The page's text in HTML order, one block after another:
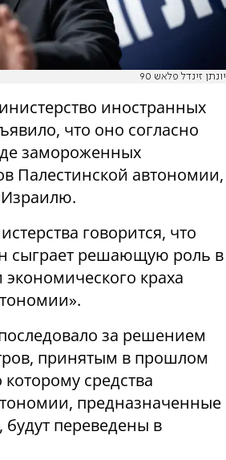
יונתן זינדל פלאש 90
иностранных
что оно согласно
замороженных
Палестинской автономии,
говорится, что
сыграет решающую роль в
краха
за решением
принятым в прошлом
средства
предназначенные
будут переведены в